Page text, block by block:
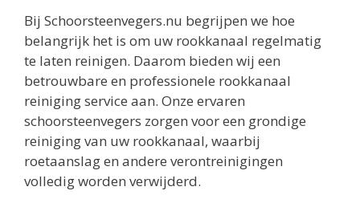
Bij Schoorsteenvegers.nu begrijpen we hoe
belangrijk het is om uw rookkanaal regelmatig
te laten reinigen. Daarom bieden wij een
betrouwbare en professionele rookkanaal
reiniging service aan. Onze ervaren
schoorsteenvegers zorgen voor een grondige
reiniging van uw rookkanaal, waarbij
roetaanslag en andere verontreinigingen
volledig worden verwijderd.